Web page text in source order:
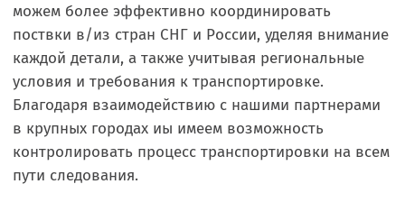
можем более эффективно координировать
поствки в/из стран СНГ и России, уделяя внимание
каждой детали, а также учитывая региональные
условия и требования к транспортировке.
Благодаря взаимодействию с нашими партнерами
в крупных городах иы имеем возможность
контролировать процесс транспортировки на всем
пути следования.